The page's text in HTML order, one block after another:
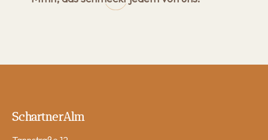
SchartnerAlm